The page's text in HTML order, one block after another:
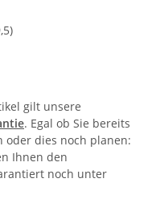
gilt unsere
. Egal ob Sie bereits
oder dies noch planen:
Ihnen den
noch unter